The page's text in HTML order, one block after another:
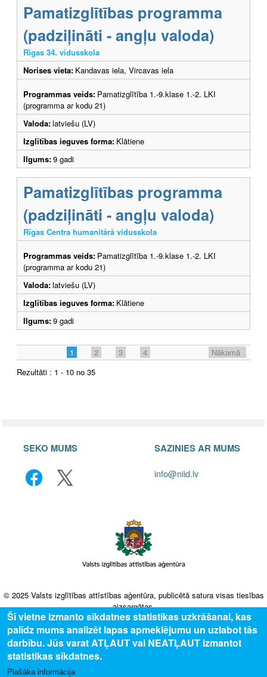
Pamatizglītības programma
(padziļināti - angļu valoda)
Rīgas 34. vidusskola
Norises vieta: Kandavas iela, Vircavas iela
Programmas veids: Pamatizglītība 1.-9.klase 1.-2. LKI
(programma ar kodu 21)
Valoda:latviešu (LV)
Izglītības ieguves forma: Klātiene
Ilgums:9 gadi
Pamatizglītības programma
(padziļināti - angļu valoda)
Rīgas Centra humanitārā vidusskola
Programmas veids: Pamatizglītība 1.-9.klase 1.-2. LKI
(programma ar kodu 21)
Valoda:latviešu (LV)
Izglītības ieguves forma: Klātiene
Ilgums:9 gadi
1 2 3 4
Nākamā
Rezultāti : 1 - 10 no 35
SEKO MUMS SAZINIES AR MUMS
info@niid.lv
© 2025 Valsts izglītības attīstības aģentūra, publicētā satura visas tiesības
aizsargātas.
Šī vietne izmanto sīkdatnes statistikas uzkrāšanai, kas
palīdz mums analizēt lapas apmeklējumu un uzlabot tās
darbību. Jūs varat ATĻAUT vai NEATĻAUT izmantot
statistikas sīkdatnes.
Plašāka informācija